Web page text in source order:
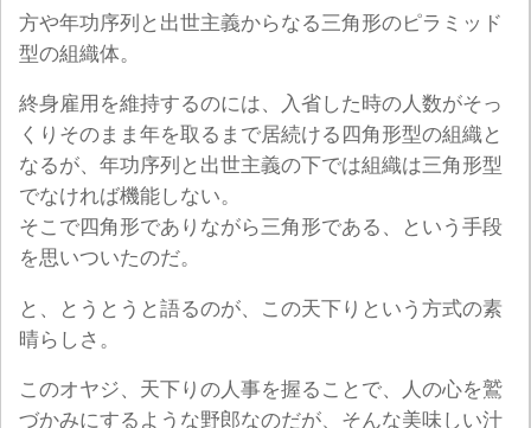
方や年功序列と出世主義からなる三角形のピラミッド
型の組織体。
終身雇用を維持するのには、入省した時の人数がそっ
くりそのまま年を取るまで居続ける四角形型の組織と
なるが、年功序列と出世主義の下では組織は三角形型
でなければ機能しない。
そこで四角形でありながら三角形である、という手段
を思いついたのだ。
と、とうとうと語るのが、この天下りという方式の素
晴らしさ。
このオヤジ、天下りの人事を握ることで、人の心を鷲
づかみにするような野郎なのだが、そんな美味しい汁